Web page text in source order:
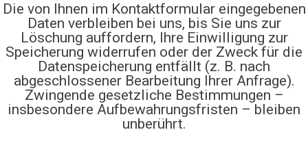
Die von Ihnen im Kontaktformular eingegebenen
Daten verbleiben bei uns, bis Sie uns zur
Löschung auffordern, Ihre Einwilligung zur
Speicherung widerrufen oder der Zweck für die
Datenspeicherung entfällt (z. B. nach
abgeschlossener Bearbeitung Ihrer Anfrage).
Zwingende gesetzliche Bestimmungen –
insbesondere Aufbewahrungsfristen – bleiben
unberührt.